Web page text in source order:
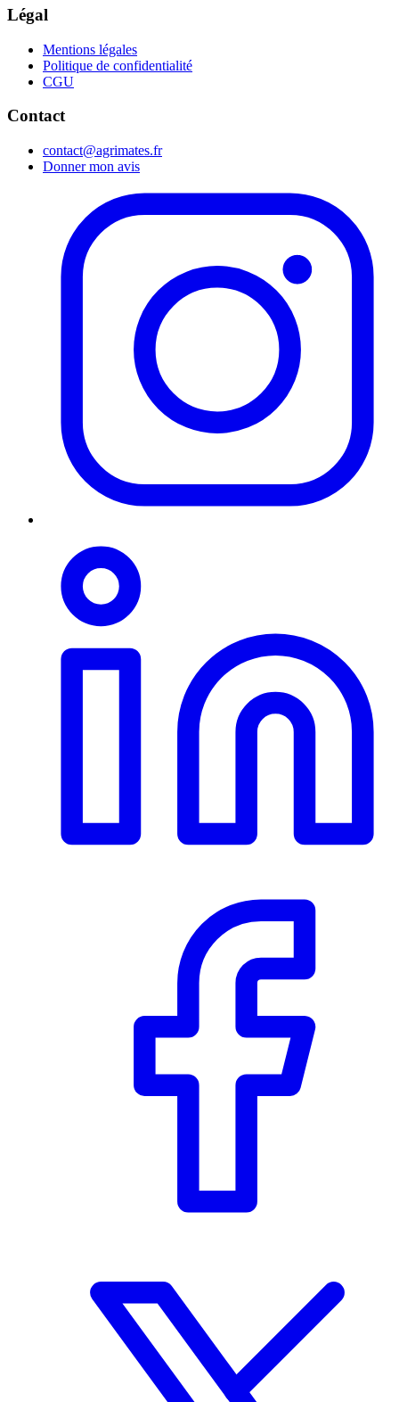
Légal
Mentions légales
Politique de confidentialité
CGU
Contact
contact@agrimates.fr
Donner mon avis